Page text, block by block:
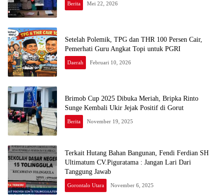
Berita Mei 22, 2026
Setelah Polemik, TPG dan THR 100 Persen Cair,
Pemerhati Guru Angkat Topi untuk PGRI
Daerah Februari 10, 2026
Brimob Cup 2025 Dibuka Meriah, Bripka Rinto
Sunge Kembali Ukir Jejak Positif di Gorut
Berita November 19, 2025
Terkait Hutang Bahan Bangunan, Fendi Ferdian SH
Ultimatum CV.Piguratama : Jangan Lari Dari
Tanggung Jawab
Gorontalo Utara November 6, 2025